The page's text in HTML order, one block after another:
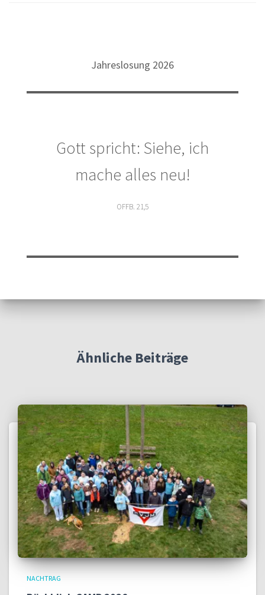
Jahreslosung 2026
Gott spricht: Siehe, ich
mache alles neu!
OFFB. 21,5
Ähnliche Beiträge
NACHTRAG